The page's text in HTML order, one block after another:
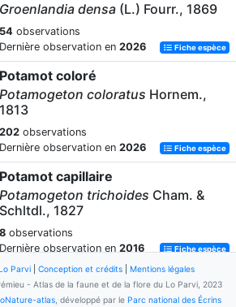
Groenlandia densa (L.) Fourr., 1869
54 observations
Dernière observation en 2026 Fiche espèce
Potamot coloré
Potamogeton coloratus Hornem.,
1813
202 observations
Dernière observation en 2026 Fiche espèce
Potamot capillaire
Potamogeton trichoides Cham. &
Schltdl., 1827
8 observations
Dernière observation en 2016 Fiche espèce
Plantain-d'eau à feuilles lancéolées
Alisma lanceolatumWith., 1796
Parvi Conception et crédits
Mentions légales
- Atlas de la faune et de la flore du Lo Parvi, 2023
atlas, développé par le Parc national des Écrins